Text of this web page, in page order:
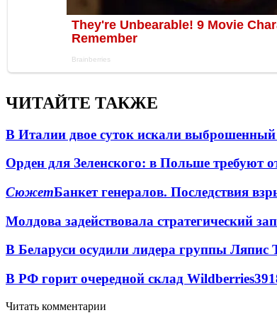
ЧИТАЙТЕ ТАКЖЕ
В Италии двое суток искали
Орден для Зеленского: в Польше требуют
СюжетБанкет генералов. Последствия
Молдова задействовала стратегический
В Беларуси осудили лидера группы
В РФ горит очередной склад Wildberries
Читать комментарии